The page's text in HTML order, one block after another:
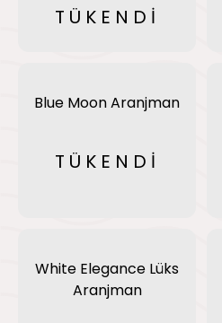
TÜKENDİ
Blue Moon Aranjman
TÜKENDİ
White Elegance Lüks
Aranjman